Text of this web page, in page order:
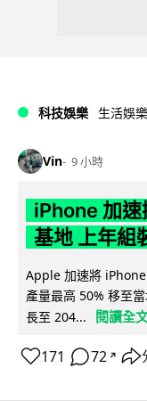
科技娛樂 生活娛樂
Vin 9 小時
iPhone 加速
基地 上年組
Apple 加速將
產量最高 50% 移至
長至 204...
閱讀全
171 72 ↗